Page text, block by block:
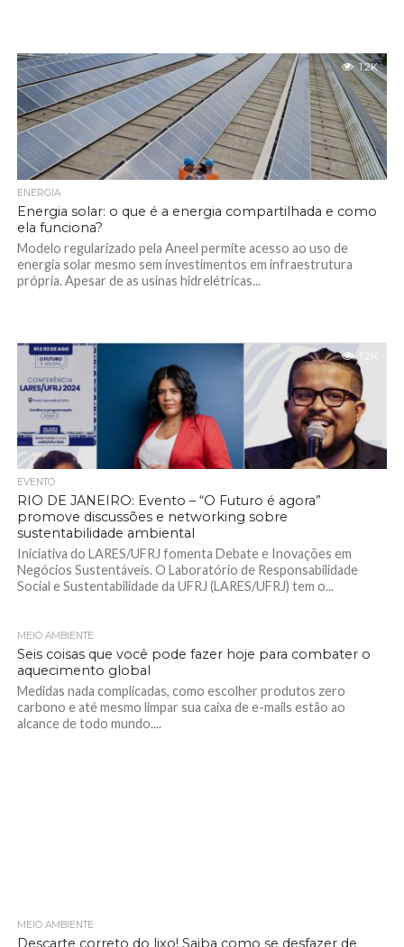
1.2K
ENERGIA
Energia solar: o que é a energia compartilhada e como
ela funciona?
Modelo regularizado pela Aneel permite acesso ao uso de
energia solar mesmo sem investimentos em infraestrutura
própria. Apesar de as usinas hidrelétricas...
1.2K
EVENTO
RIO DE JANEIRO: Evento – “O Futuro é agora”
promove discussões e networking sobre
sustentabilidade ambiental
Iniciativa do LARES/UFRJ fomenta Debate e Inovações em
Negócios Sustentáveis. O Laboratório de Responsabilidade
Social e Sustentabilidade da UFRJ (LARES/UFRJ) tem o...
MEIO AMBIENTE
Seis coisas que você pode fazer hoje para combater o
aquecimento global
Medidas nada complicadas, como escolher produtos zero
carbono e até mesmo limpar sua caixa de e-mails estão ao
alcance de todo mundo....
MEIO AMBIENTE
Descarte correto do lixo! Saiba como se desfazer de